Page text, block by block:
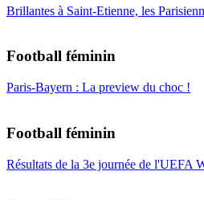
Brillantes à Saint-Etienne, les
Football féminin
Paris-Bayern : La preview du choc !
Football féminin
Résultats de la 3e journée de l'UEFA